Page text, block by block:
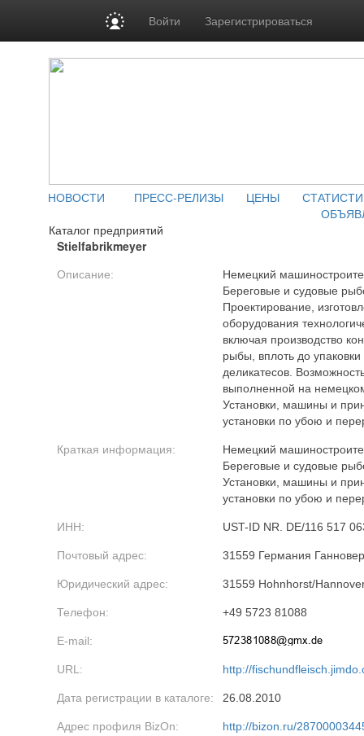
Войти Зарегистрироваться
НОВОСТИ ПРЕСС-РЕЛИЗЫ ЦЕНЫ
Каталог предприятий
Stielfabrikmeyer
Описание:
Немецкий
Береговые и судовые
Проектирование,
оборудования
включая производство
рыбы, вплоть до
деликатесов.
выполненной на
Установки, машины и
установки по убою и
Краткая информация:
Немецкий
Береговые и судовые
Установки, машины и
установки по убою и
ИНН: UST-ID NR. DE/116 517
Почтовый адрес: 31559 Германия
Юридический адрес: 31559 Hohnhorst/
Телефон: +49 5723 81088
E-mail:
URL: http://
Дата регистрации в каталоге: 26.08.2010
Адрес профиля BizOn: http://bizon.ru/